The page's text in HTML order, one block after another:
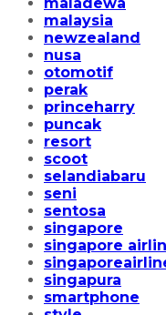
maladewa
malaysia
newzealand
nusa
otomotif
perak
princeharry
puncak
resort
scoot
selandiabaru
seni
sentosa
singapore
singapore
singapura
smartphone